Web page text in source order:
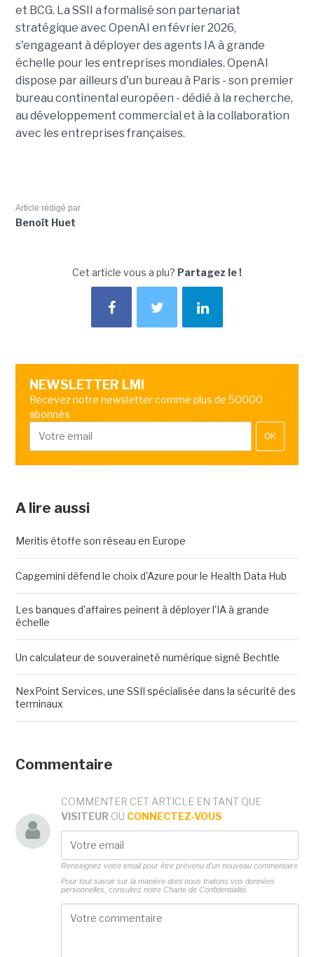
et BCG. La SSII a formalisé son partenariat
stratégique avec OpenAI en février 2026,
s'engageant à déployer des agents IA à grande
échelle pour les entreprises mondiales. OpenAI
dispose par ailleurs d'un bureau à Paris - son premier
bureau continental européen - dédié à la recherche,
au développement commercial et à la collaboration
avec les entreprises françaises.
Article rédigé par
Benoît Huet
Cet article vous a plu? Partagez le !
NEWSLETTER LMI
Recevez notre newsletter comme plus de 50000
abonnés
OK
A lire aussi
Meritis étoffe son réseau en Europe
Capgemini défend le choix d'Azure pour le Health Data Hub
Les banques d'affaires peinent à déployer l'IA à grande
échelle
Un calculateur de souveraineté numérique signé Bechtle
NexPoint Services, une SSII spécialisée dans la sécurité des
terminaux
Commentaire
COMMENTER CET ARTICLE EN TANT QUE
VISITEUR OU CONNECTEZ-VOUS
Renseignez votre email pour être prévenu d'un nouveau commentaire
Pour tout savoir sur la manière dont nous traitons vos données
personnelles, consultez notre Charte de Confidentialité.